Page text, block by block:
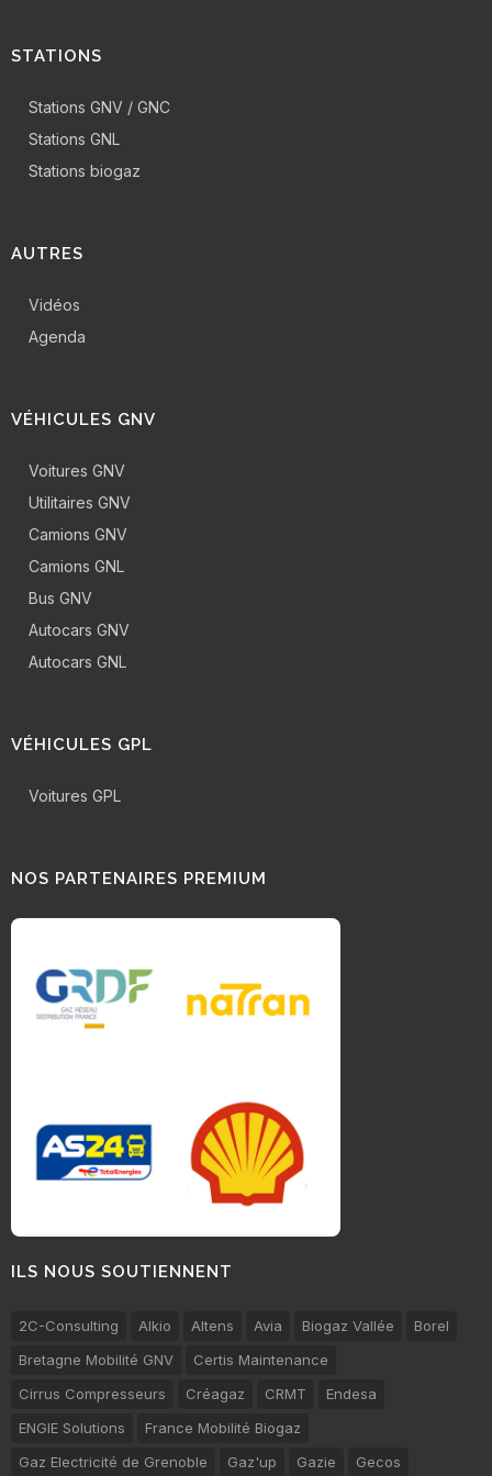
STATIONS
Stations GNV / GNC
Stations GNL
Stations biogaz
AUTRES
Vidéos
Agenda
VÉHICULES GNV
Voitures GNV
Utilitaires GNV
Camions GNV
Camions GNL
Bus GNV
Autocars GNV
Autocars GNL
VÉHICULES GPL
Voitures GPL
NOS PARTENAIRES PREMIUM
ILS NOUS SOUTIENNENT
2C-Consulting Alkio Altens Avia Biogaz Vallée
Borel
Bretagne Mobilité GNV
Certis Maintenance
Cirrus Compresseurs
Créagaz CRMT
Endesa
ENGIE Solutions
France Mobilité Biogaz
Gaz Electricité de Grenoble
Gaz'up Gazie Gecos